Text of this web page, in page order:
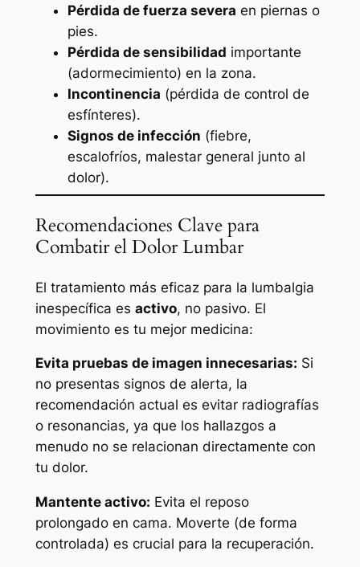
Pérdida de fuerza severa en piernas o
pies.
Pérdida de sensibilidad importante
(adormecimiento) en la zona.
Incontinencia (pérdida de control de
esfínteres).
Signos de infección (fiebre,
escalofríos, malestar general junto al
dolor).
Recomendaciones Clave para
Combatir el Dolor Lumbar
El tratamiento más eficaz para la lumbalgia
inespecífica es activo, no pasivo. El
movimiento es tu mejor medicina:
Evita pruebas de imagen innecesarias: Si
no presentas signos de alerta, la
recomendación actual es evitar radiografías
o resonancias, ya que los hallazgos a
menudo no se relacionan directamente con
tu dolor.
Mantente activo: Evita el reposo
prolongado en cama. Moverte (de forma
controlada) es crucial para la recuperación.